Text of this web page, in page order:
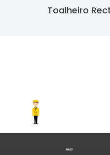
Toalheiro